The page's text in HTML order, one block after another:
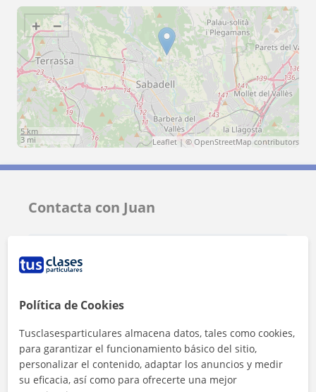
+ −
5 km
3 mi
Leaflet | © OpenStreetMap contributors
Contacta con Juan
Política de Cookies
Tusclasesparticulares almacena datos, tales como cookies,
para garantizar el funcionamiento básico del sitio,
personalizar el contenido, adaptar los anuncios y medir
su eficacia, así como para ofrecerte una mejor